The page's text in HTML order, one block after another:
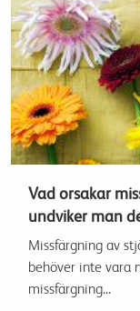
Vad orsakar
undviker man
Missfärgning av
behöver inte vara
missfärgning...